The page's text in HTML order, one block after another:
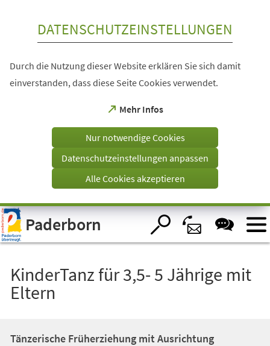
Visuelle
Assistenzsoftware
öffnen.
DATENSCHUTZEINSTELLUNGEN
Durch die Nutzung dieser Website erklären Sie sich damit
einverstanden, dass diese Seite Cookies verwendet.
Mehr Infos
(Öffnet
einem
Tab)
Nur notwendige Cookies
Datenschutzeinstellungen anpassen
Alle Cookies akzeptieren
Paderborn
KinderTanz für 3,5- 5 Jährige mit
Eltern
Tänzerische Früherziehung mit Ausrichtung